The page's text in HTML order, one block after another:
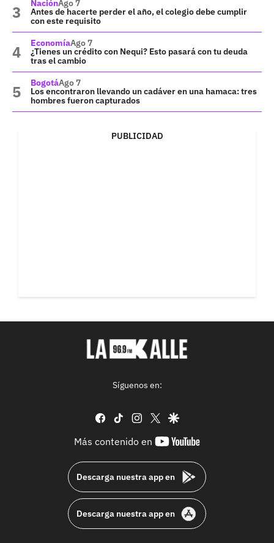
NaciónAgo 7
Antes de hacerte perder el año, el colegio debe cumplir
con este requisito
EconomíaAgo 7
¿Tienes un crédito con Nequi? Esto pasará con tu deuda
tras el cambio
BogotáAgo 7
Los encontraron llevando un cadáver en una hamaca: tres
hombres fueron capturados
PUBLICIDAD
Síguenos en:
facebook
tiktok instagram
twittergoogle
Más contenido en
youtube-
Descarga nuestra app en
Descarga nuestra app en